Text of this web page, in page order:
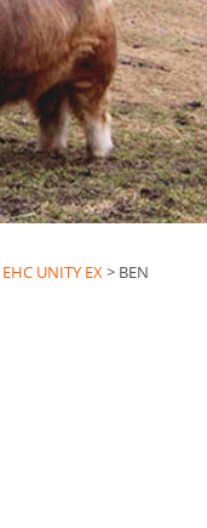
EHC UNITY EX> BEN